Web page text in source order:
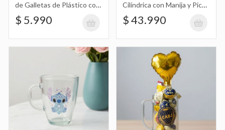
con Diseño de Stitch con Corazones y
Flores
$ 7.490
Chopp de Vidrio con Diseño de Boca
de Galletas de Plástico con
Diseño de Personajes de
Snoopy Peanuts X8 en
$ 5.990
Cilíndrica con Manija y Pico
1500Ml
$ 43.990